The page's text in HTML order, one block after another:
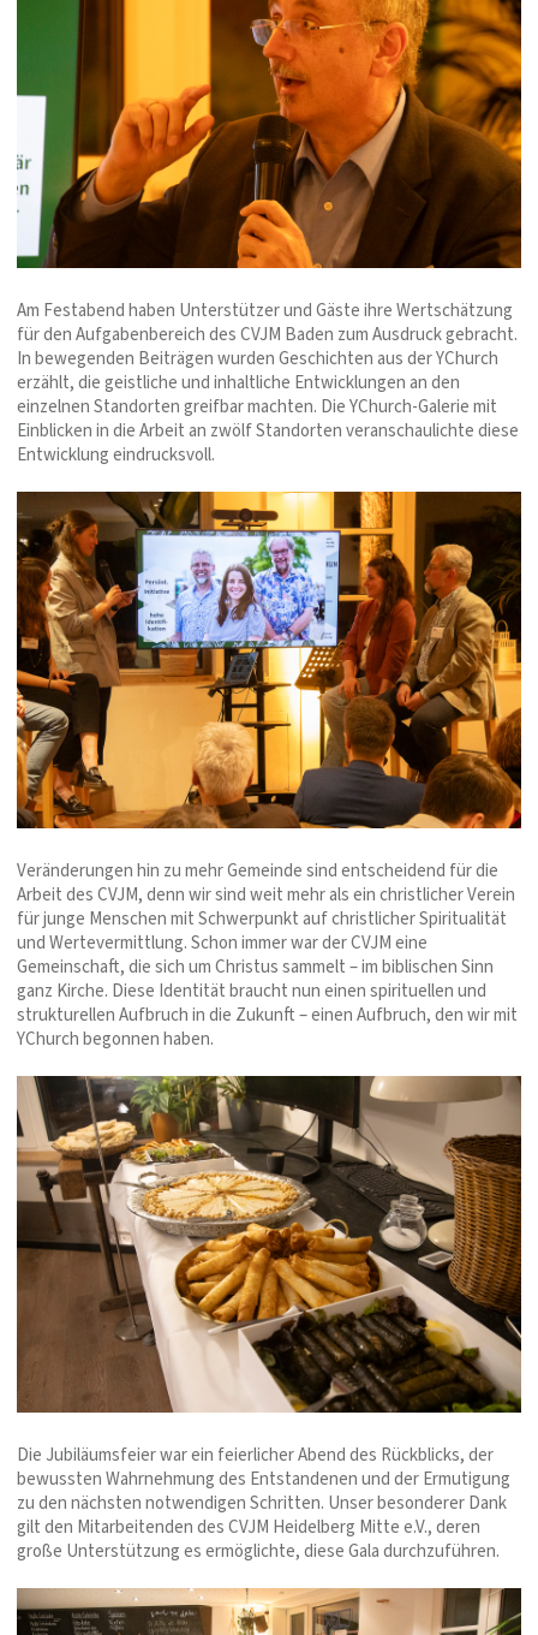
Am Festabend haben Unterstützer und Gäste ihre Wertschätzung
für den Aufgabenbereich des CVJM Baden zum Ausdruck gebracht.
In bewegenden Beiträgen wurden Geschichten aus der YChurch
erzählt, die geistliche und inhaltliche Entwicklungen an den
einzelnen Standorten greifbar machten. Die YChurch-Galerie mit
Einblicken in die Arbeit an zwölf Standorten veranschaulichte diese
Entwicklung eindrucksvoll.
Veränderungen hin zu mehr Gemeinde sind entscheidend für die
Arbeit des CVJM, denn wir sind weit mehr als ein christlicher Verein
für junge Menschen mit Schwerpunkt auf christlicher Spiritualität
und Wertevermittlung. Schon immer war der CVJM eine
Gemeinschaft, die sich um Christus sammelt – im biblischen Sinn
ganz Kirche. Diese Identität braucht nun einen spirituellen und
strukturellen Aufbruch in die Zukunft – einen Aufbruch, den wir mit
YChurch begonnen haben.
Die Jubiläumsfeier war ein feierlicher Abend des Rückblicks, der
bewussten Wahrnehmung des Entstandenen und der Ermutigung
zu den nächsten notwendigen Schritten. Unser besonderer Dank
gilt den Mitarbeitenden des CVJM Heidelberg Mitte e.V., deren
große Unterstützung es ermöglichte, diese Gala durchzuführen.